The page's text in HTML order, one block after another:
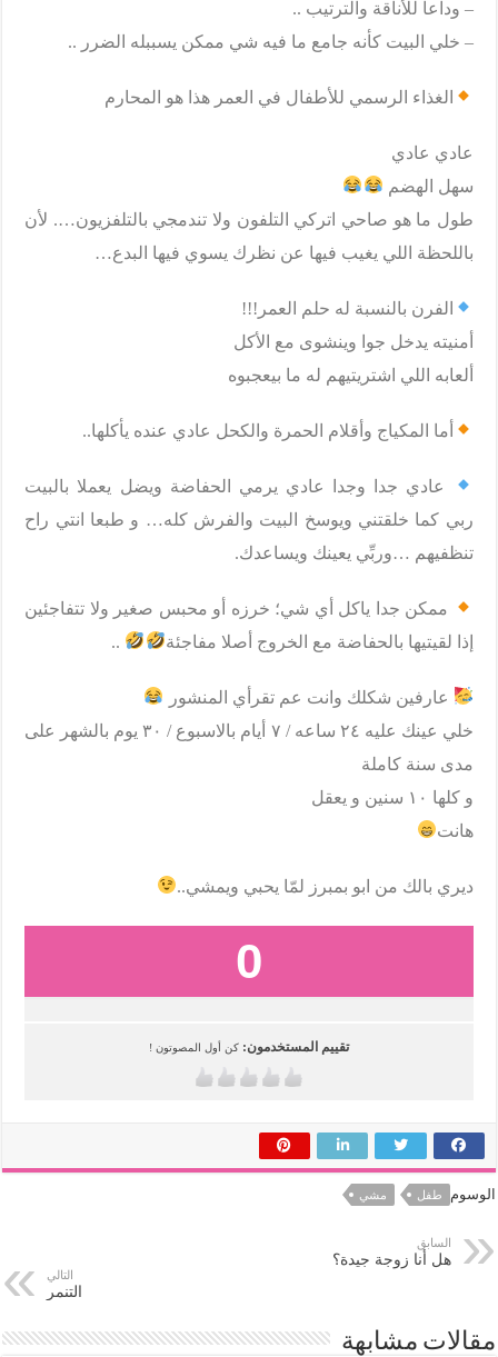
– وداعا للأناقة والترتيب ..
– خلي البيت كأنه جامع ما فيه شي ممكن يسببله الضرر ..
الغذاء الرسمي للأطفال في العمر هذا هو المحارم
عادي عادي
سهل الهضم
طول ما هو صاحي اتركي التلفون ولا تندمجي بالتلفزيون…. لأن
باللحظة اللي يغيب فيها عن نظرك يسوي فيها البدع…
الفرن بالنسبة له حلم العمر!!!
أمنيته يدخل جوا وينشوى مع الأكل
ألعابه اللي اشتريتيهم له ما بيعجبوه
أما المكياج وأقلام الحمرة والكحل عادي عنده يأكلها..
عادي جدا وجدا عادي يرمي الحفاضة ويضل يعملا بالبيت
ربي كما خلقتني ويوسخ البيت والفرش كله… و طبعا انتي راح
تنظفيهم …وربِّي يعينك ويساعدك.
ممكن جدا ياكل أي شي؛ خرزه أو محبس صغير ولا تتفاجئين
إذا لقيتيها بالحفاضة مع الخروج أصلا مفاجئة
..
عارفين شكلك وانت عم تقرأي المنشور
خلي عينك عليه ٢٤ ساعه / ٧ أيام بالاسبوع / ٣٠ يوم بالشهر على
مدى سنة كاملة
و كلها ١٠ سنين و يعقل
هانت
ديري بالك من ابو بمبرز لمّا يحبي ويمشي..
0
تقييم المستخدمون: كن أول المصوتون !
الوسوم طفل مشي
السابق
هل أنا زوجة جيدة؟
التالي
التنمر
مقالات مشابهة